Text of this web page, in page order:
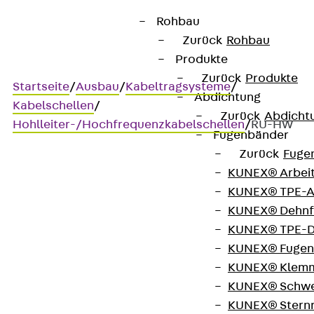
Rohbau
Zurück Rohbau
Produkte
Zurück Produkte
Abdichtung
Zurück
Fugenbänder
Zurück
KUNEX®
KUNEX®
KUNEX®
KUNEX®
KUNEX®
KUNEX®
KUNEX®
KUNEX®
Startseite/Ausbau/Kabeltragsysteme/
Kabelschellen/
Hohlleiter-/Hochfrequenzkabelschellen/RU-HW
Befestigung an Rund- und